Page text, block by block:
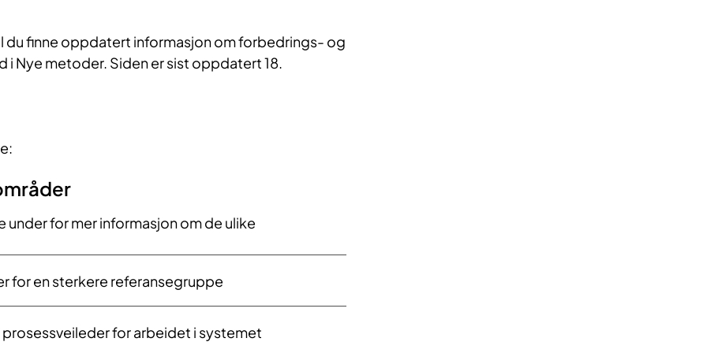
du finne oppdatert informasjon om forbedrings- og
i Nye metoder. Siden er sist oppdatert 18.
under for mer informasjon om de ulike
for en sterkere referansegruppe​
for arbeidet i systemet